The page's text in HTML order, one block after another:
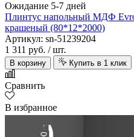
Ожидание 5-7 дней
Плинтус напольный МДФ
крашеный (80*12*2000)
Артикул: sn-51239204
1 311 руб. / шт.
В корзину Купить в 1 клик
Сравнить
В избранное